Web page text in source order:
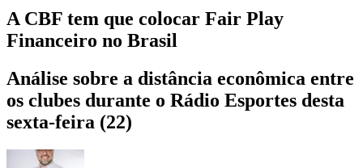
A CBF tem que colocar Fair Play
Financeiro no Brasil
Análise sobre a distância econômica entre
os clubes durante o Rádio Esportes desta
sexta-feira (22)